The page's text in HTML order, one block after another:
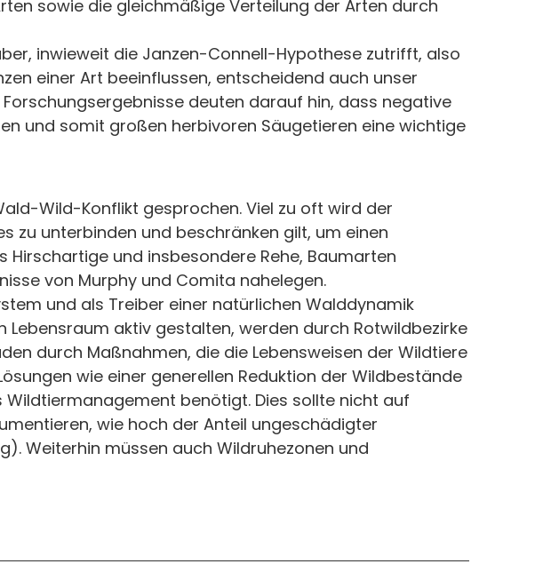
sowie die gleichmäßige Verteilung der Arten durch
inwieweit die Janzen-Connell-Hypothese zutrifft, also
einer Art beeinflussen, entscheidend auch unser
deuten darauf hin, dass negative
und somit großen herbivoren Säugetieren eine wichtige
Wild-Konflikt gesprochen. Viel zu oft wird der
zu unterbinden und beschränken gilt, um einen
und insbesondere Rehe, Baumarten
von Murphy und Comita nahelegen.
und als Treiber einer natürlichen Walddynamik
aktiv gestalten, werden durch Rotwildbezirke
durch Maßnahmen, die die Lebensweisen der Wildtiere
wie einer generellen Reduktion der Wildbestände
benötigt. Dies sollte nicht auf
wie hoch der Anteil ungeschädigter
Weiterhin müssen auch Wildruhezonen und